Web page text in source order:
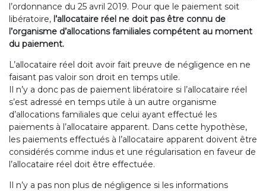
l’ordonnance du 25 avril 2019. Pour que le paiement soit
libératoire, l’allocataire réel ne doit pas être connu de
l’organisme d’allocations familiales compétent au moment
du paiement.
L’allocataire réel doit avoir fait preuve de négligence en ne
faisant pas valoir son droit en temps utile.
Il n’y a donc pas de paiement libératoire si l’allocataire réel
s’est adressé en temps utile à un autre organisme
d’allocations familiales que celui ayant effectué les
paiements à l’allocataire apparent. Dans cette hypothèse,
les paiements effectués à l’allocataire apparent doivent être
considérés comme indus et une régularisation en faveur de
l’allocataire réel doit être effectuée.
Il n’y a pas non plus de négligence si les informations